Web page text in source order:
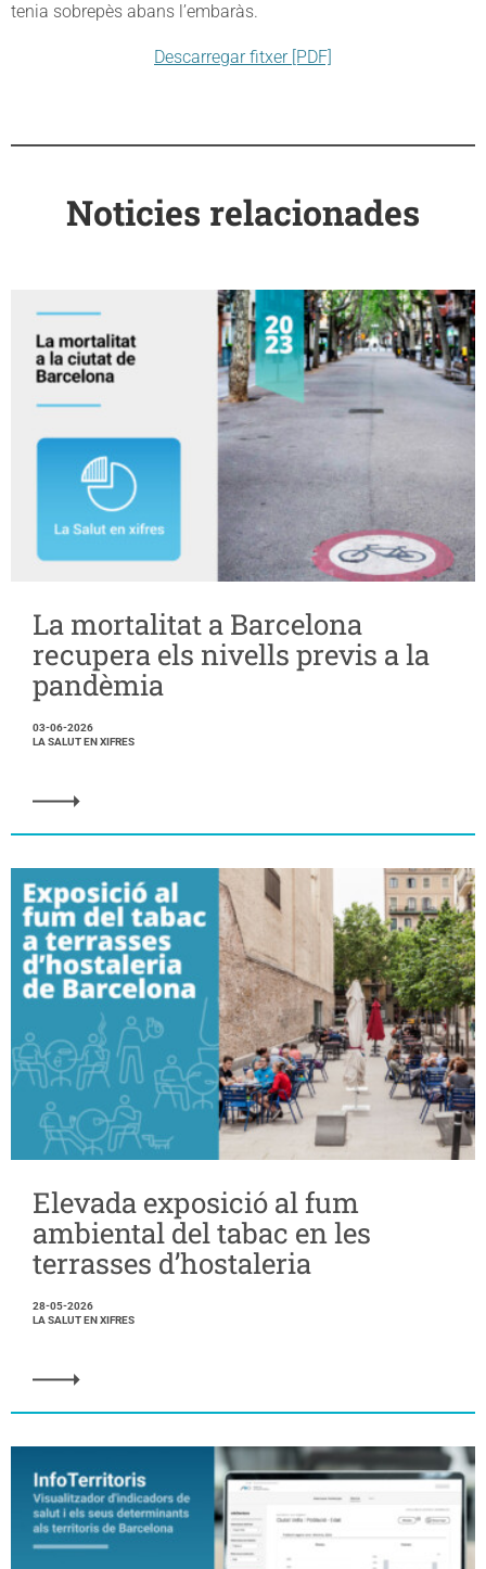
tenia sobrepès abans l’embaràs.
Descarregar fitxer [PDF]
Noticies relacionades
La mortalitat a Barcelona
recupera els nivells previs a la
pandèmia
03-06-2026
LA SALUT EN XIFRES
Elevada exposició al fum
ambiental del tabac en les
terrasses d’hostaleria
28-05-2026
LA SALUT EN XIFRES